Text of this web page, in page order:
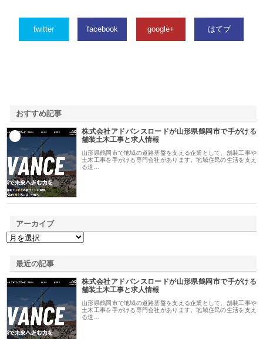
twitter facebook google+ はてブ
おすすめ記事
株式会社アドバンスロードが山形県鶴岡市で手がける
舗装土木工事と求人情報
山形県鶴岡市で地域の道路基盤を支える企業として、舗装工事や
土木工事を手がける専門会社があります。地域住民の生活を支え
る道…
アーカイブ
最近の記事
株式会社アドバンスロードが山形県鶴岡市で手がける
舗装土木工事と求人情報
山形県鶴岡市で地域の道路基盤を支える企業として、舗装工事や
土木工事を手がける専門会社があります。地域住民の生活を支え
る道…